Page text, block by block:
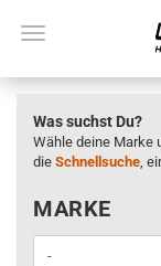
Was suchst Du?
Wähle deine Marke
die Schnellsuche,
MARKE
MARKE